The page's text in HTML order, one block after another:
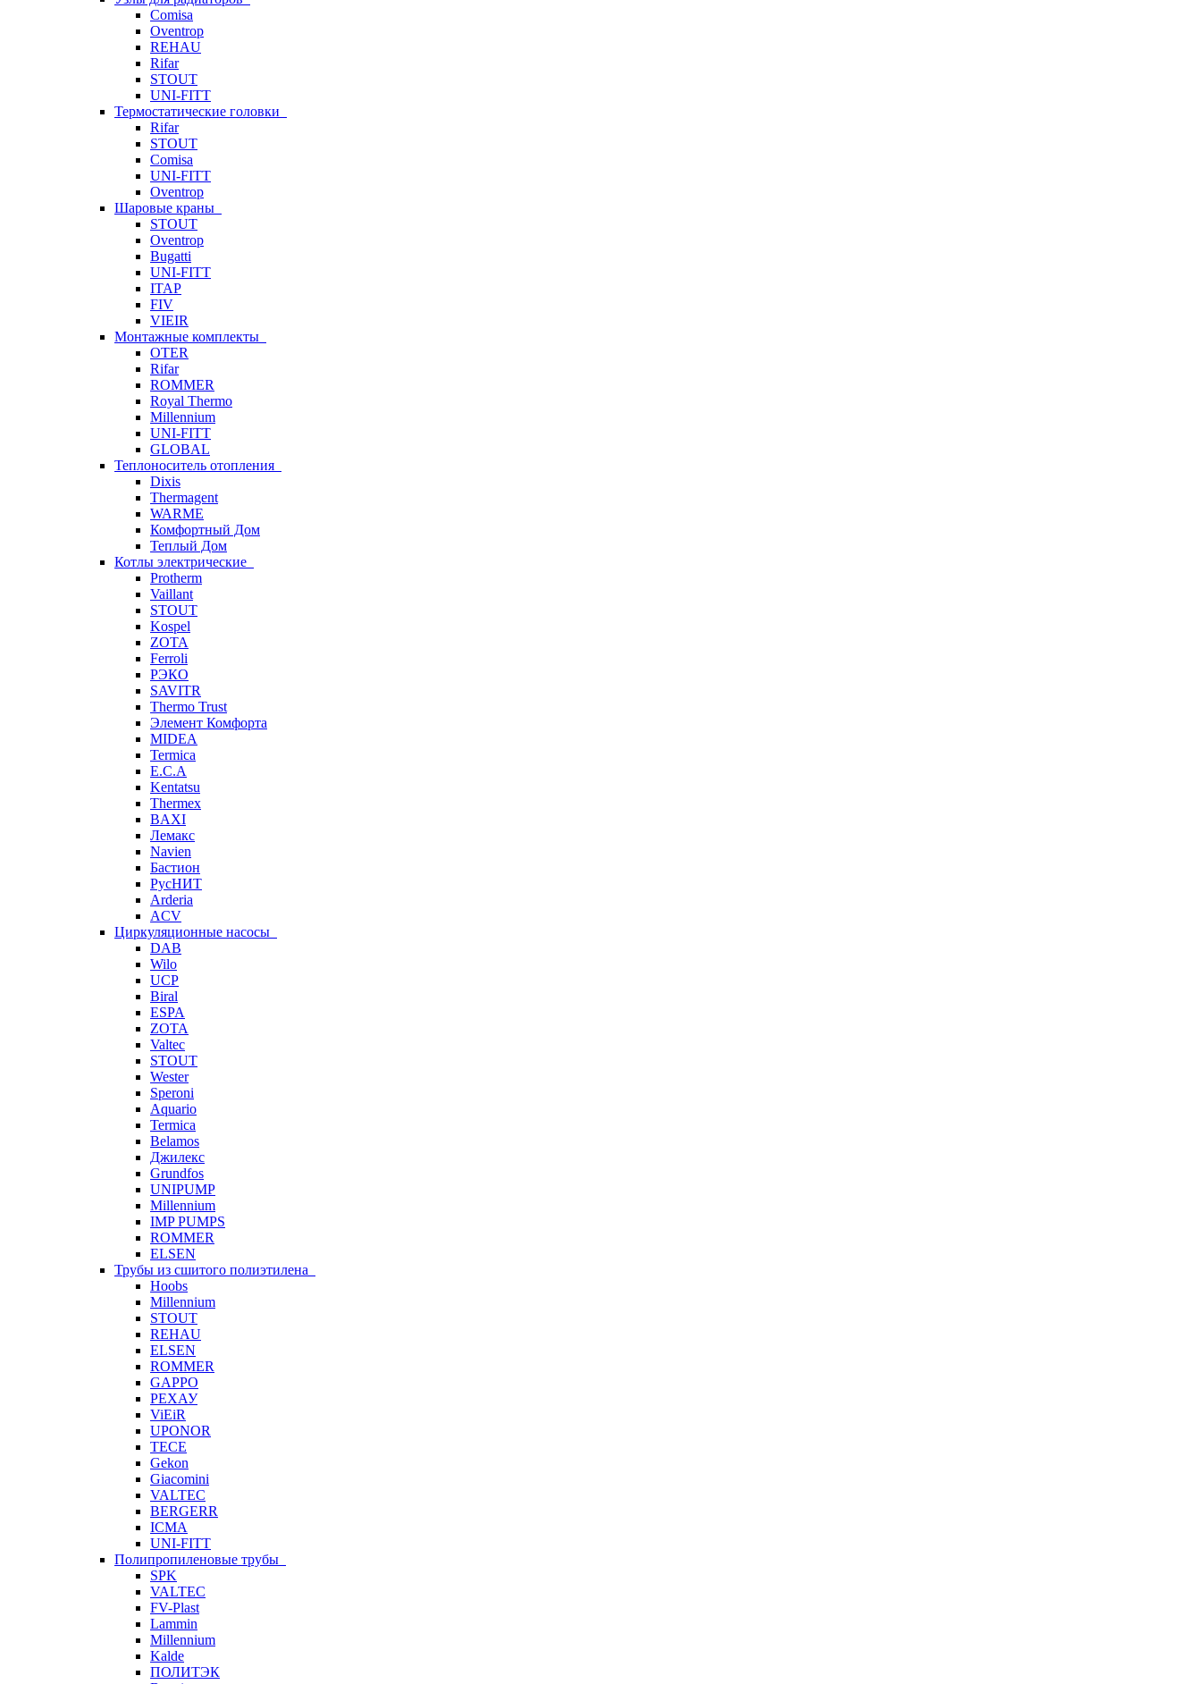
Comisa
Oventrop
REHAU
Rifar
STOUT
UNI-FITT
Термостатические головки
Rifar
STOUT
Comisa
UNI-FITT
Oventrop
Шаровые краны
STOUT
Oventrop
Bugatti
UNI-FITT
ITAP
FIV
VIEIR
Монтажные комплекты
OTER
Rifar
ROMMER
Royal Thermo
Millennium
UNI-FITT
GLOBAL
Теплоноситель отопления
Dixis
Thermagent
WARME
Комфортный Дом
Теплый Дом
Котлы электрические
Protherm
Vaillant
STOUT
Kospel
ZOTA
Ferroli
РЭКО
SAVITR
Thermo Trust
Элемент Комфорта
MIDEA
Termica
E.C.A
Kentatsu
Thermex
BAXI
Лемакс
Navien
Бастион
РусНИТ
Arderia
ACV
Циркуляционные насосы
DAB
Wilo
UCP
Biral
ESPA
ZOTA
Valtec
STOUT
Wester
Speroni
Aquario
Termica
Belamos
Джилекс
Grundfos
UNIPUMP
Millennium
IMP PUMPS
ROMMER
ELSEN
Трубы из сшитого полиэтилена
Hoobs
Millennium
STOUT
REHAU
ELSEN
ROMMER
GAPPO
РЕХАУ
ViEiR
UPONOR
TECE
Gekon
Giacomini
VALTEC
BERGERR
ICMA
UNI-FITT
Полипропиленовые трубы
SPK
VALTEC
FV-Plast
Lammin
Millennium
Kalde
ПОЛИТЭК